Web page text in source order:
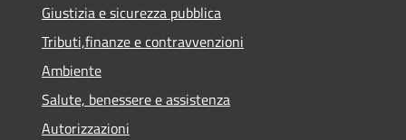
Giustizia e sicurezza pubblica
Tributi,finanze e contravvenzioni
Ambiente
Salute, benessere e assistenza
Autorizzazioni